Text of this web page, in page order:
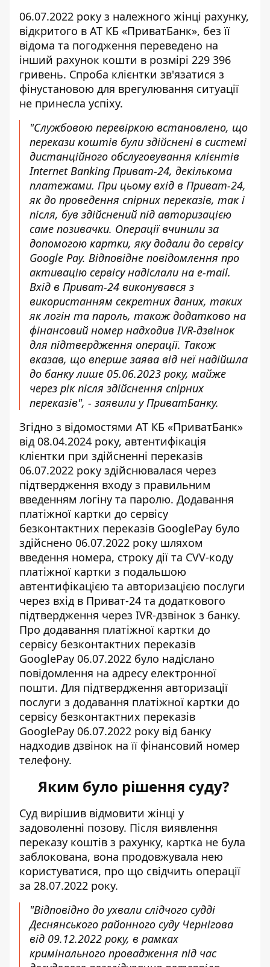
06.07.2022 року з належного жінці рахунку,
відкритого в АТ КБ «ПриватБанк», без її
відома та погодження переведено на
інший рахунок кошти в розмірі 229 396
гривень. Спроба клієнтки зв'язатися з
фінустановою для врегулювання ситуації
не принесла успіху.
"Службовою перевіркою встановлено, що
перекази коштів були здійснені в системі
дистанційного обслуговування клієнтів
Internet Banking Приват-24, декількома
платежами. При цьому вхід в Приват-24,
як до проведення спірних переказів, так і
після, був здійснений під авторизацією
саме позивачки. Операції вчинили за
допомогою картки, яку додали до сервісу
Google Pay. Відповідне повідомлення про
активацію сервісу надіслали на e-mail.
Вхід в Приват-24 виконувався з
використанням секретних даних, таких
як логін та пароль, також додатково на
фінансовий номер надходив IVR-дзвінок
для підтвердження операції. Також
вказав, що вперше заява від неї надійшла
до банку лише 05.06.2023 року, майже
через рік після здійснення спірних
переказів", - заявили у ПриватБанку.
Згідно з відомостями АТ КБ «ПриватБанк»
від 08.04.2024 року, автентифікація
клієнтки при здійсненні переказів
06.07.2022 року здійснювалася через
підтвердження входу з правильним
введенням логіну та паролю. Додавання
платіжної картки до сервісу
безконтактних переказів GooglePay було
здійснено 06.07.2022 року шляхом
введення номера, строку дії та CVV-коду
платіжної картки з подальшою
автентифікацією та авторизацією послуги
через вхід в Приват-24 та додаткового
підтвердження через IVR-дзвінок з банку.
Про додавання платіжної картки до
сервісу безконтактних переказів
GooglePay 06.07.2022 було надіслано
повідомлення на адресу електронної
пошти. Для підтвердження авторизації
послуги з додавання платіжної картки до
сервісу безконтактних переказів
GooglePay 06.07.2022 року від банку
надходив дзвінок на її фінансовий номер
телефону.
Яким було рішення суду?
Суд вирішив відмовити жінці у
задоволенні позову. Після виявлення
переказу коштів з рахунку, картка не була
заблокована, вона продовжувала нею
користуватися, про що свідчить операції
за 28.07.2022 року.
"Відповідно до ухвали слідчого судді
Деснянського районного суду Чернігова
від 09.12.2022 року, в рамках
кримінального провадження під час